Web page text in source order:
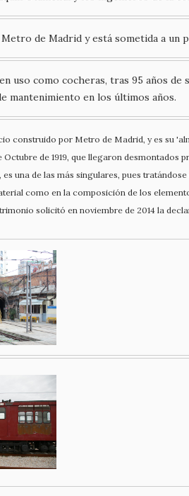
Metro de Madrid y está sometida a
uso como cocheras, tras 95 años
mantenimiento en los últimos años.
construido por Metro de Madrid, y es su
Octubre de 1919, que llegaron desmontados
una de las más singulares, pues
como en la composición de los
solicitó en noviembre de 2014 la